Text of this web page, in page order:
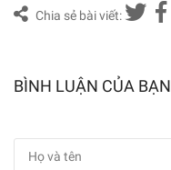
Chia sẻ bài viết:
BÌNH LUẬN CỦA BẠN